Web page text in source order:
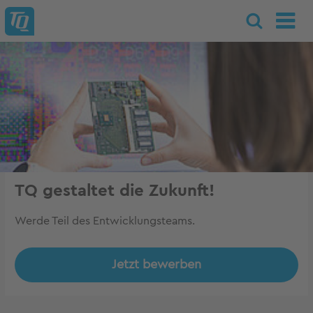
TQ gestaltet die Zukunft!
Werde Teil des Entwicklungsteams.
Jetzt bewerben